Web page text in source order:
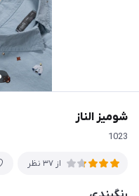
شومیز الناز
1023
از 37 نظر